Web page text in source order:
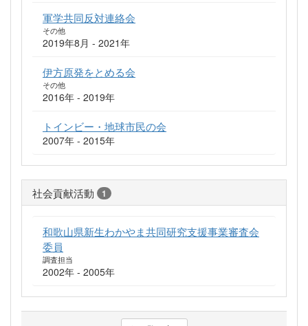
軍学共同反対連絡会
その他
2019年8月 - 2021年
伊方原発をとめる会
その他
2016年 - 2019年
トインビー・地球市民の会
2007年 - 2015年
社会貢献活動 1
和歌山県新生わかやま共同研究支援事業審査会
委員
調査担当
2002年 - 2005年